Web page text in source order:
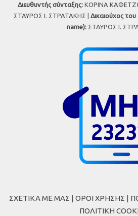
Διευθυντής σύνταξης:ΚΟΡΙΝΑ
ΣΤΑΥΡΟΣ Ι. ΣΤΡΑΤΑΚΗΣ | Δικαιούχος
name):ΣΤΑΥΡΟΣ Ι.
ΣΧΕΤΙΚΑ ΜΕ ΜΑΣ | ΟΡΟΙ ΧΡΗΣΗΣ |
ΠΟΛΙΤΙΚΗ